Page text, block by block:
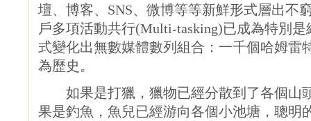
壇、博客、SNS、微博等等新鮮形式層出不
戶多項活動共行(Multi-tasking)已成為特別
式變化出無數媒體數列組合：一千個哈姆雷
為歷史。
如果是打獵，獵物已經分散到了各個山
果是釣魚，魚兒已經游向各個小池塘，聰明